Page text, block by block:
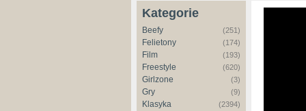
Kategorie
Beefy (251)
Felietony (174)
Film (193)
Freestyle (620)
Girlzone (3)
Gry (9)
Klasyka (2394)